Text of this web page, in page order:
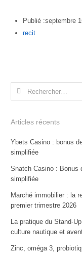
Publié :septembre
Author
recit
Rechercher :
Articles récents
Ybets Casino : bonus
simplifiée
Snatch Casino : Bonus
simplifiée
Marché immobilier : la
premier trimestre 2026
La pratique du Stand-
culture nautique et
Zinc, oméga 3,